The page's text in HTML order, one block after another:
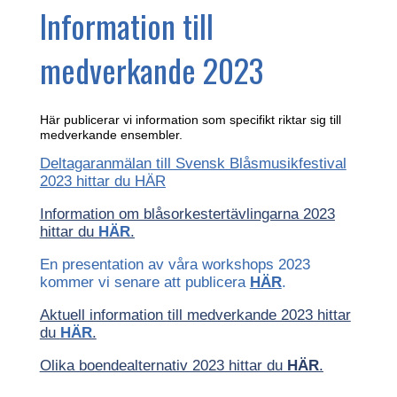
Information till
medverkande 2023
Här publicerar vi information som specifikt riktar sig till
medverkande ensembler.
Deltagaranmälan till Svensk Blåsmusikfestival
2023 hittar du HÄR
Information om blåsorkestertävlingarna 2023
hittar du HÄR.
En presentation av våra workshops 2023
kommer vi senare att publicera HÄR.
Aktuell information till medverkande 2023 hittar
du HÄR.
Olika boendealternativ 2023 hittar du HÄR.